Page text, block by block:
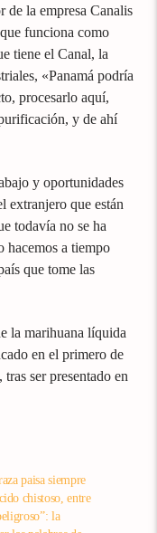
de la empresa Canalis
funciona como
tiene el Canal, la
«Panamá podría
procesarlo aquí,
y de ahí
y oportunidades
extranjero que están
todavía no se ha
hacemos a tiempo
que tome las
la marihuana líquida
en el primero de
ser presentado en
paisa siempre
chistoso, entre
la